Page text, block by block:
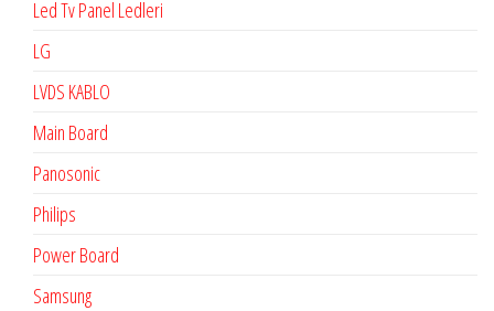
Led Tv Panel Ledleri
LG
LVDS KABLO
Main Board
Panosonic
Philips
Power Board
Samsung